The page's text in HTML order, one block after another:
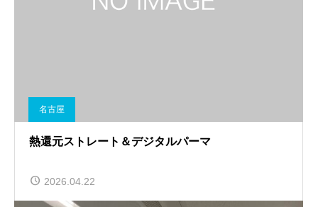
名古屋
熱還元ストレート＆デジタルパーマ
2026.04.22